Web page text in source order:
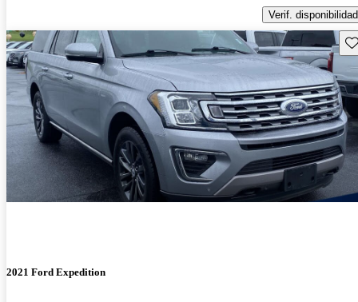
Verif. disponibilidad
2021 Ford Expedition